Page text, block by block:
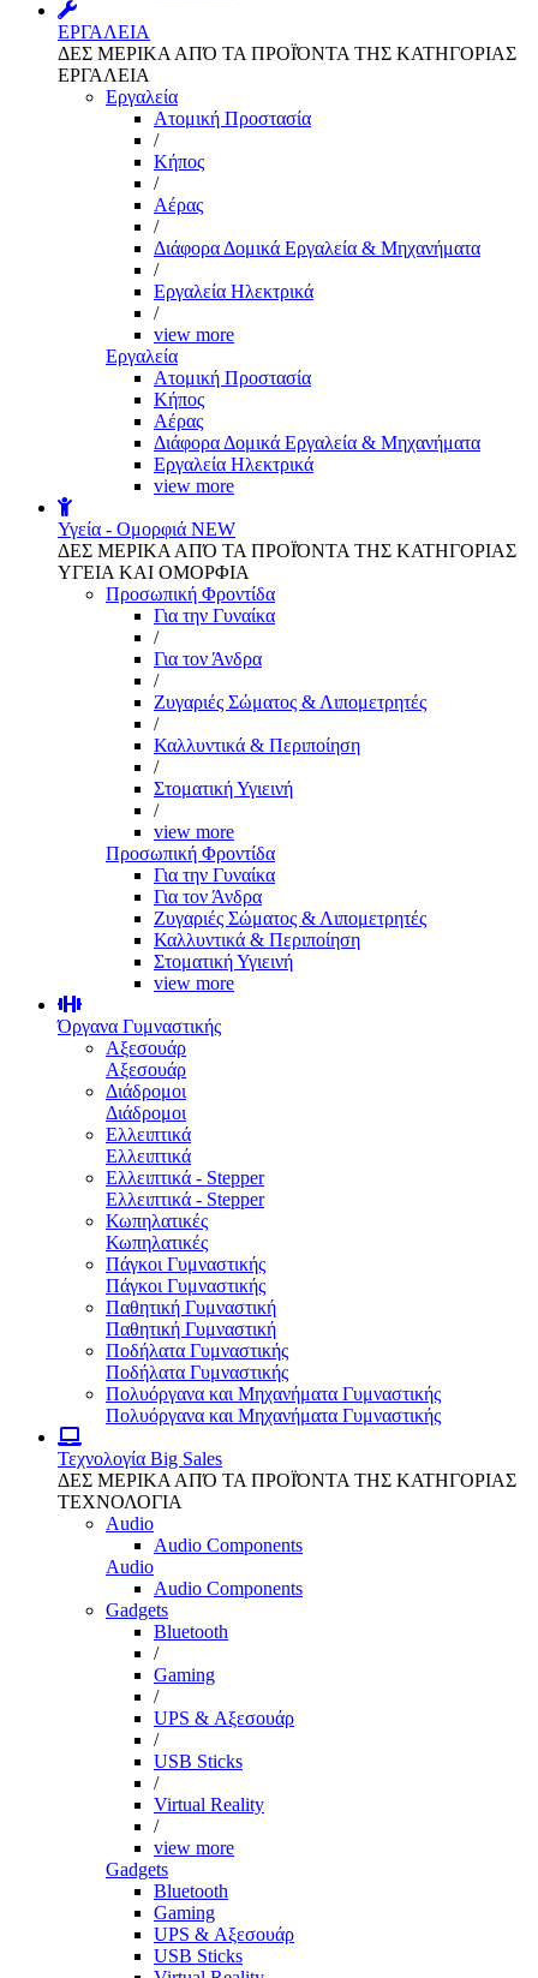
ΕΡΓΑΛΕΙΑ
ΔΕΣ ΜΕΡΙΚΑ ΑΠΌ ΤΑ ΠΡΟΪΌΝΤΑ ΤΗΣ ΚΑΤΗΓΟΡΙΑΣ
ΕΡΓΑΛΕΙΑ
Εργαλεία
Aτομική Προστασία
/
Kήπος
/
Αέρας
/
Διάφορα Δομικά Εργαλεία & Μηχανήματα
/
Εργαλεία Ηλεκτρικά
/
view more
Εργαλεία
Aτομική Προστασία
Kήπος
Αέρας
Διάφορα Δομικά Εργαλεία & Μηχανήματα
Εργαλεία Ηλεκτρικά
view more
Υγεία - Ομορφιά NEW
ΔΕΣ ΜΕΡΙΚΑ ΑΠΌ ΤΑ ΠΡΟΪΌΝΤΑ ΤΗΣ ΚΑΤΗΓΟΡΙΑΣ
ΥΓΕΙΑ ΚΑΙ ΟΜΟΡΦΙΑ
Προσωπική Φροντίδα
Για την Γυναίκα
/
Για τον Άνδρα
/
Ζυγαριές Σώματος & Λιπομετρητές
/
Καλλυντικά & Περιποίηση
/
Στοματική Υγιεινή
/
view more
Προσωπική Φροντίδα
Για την Γυναίκα
Για τον Άνδρα
Ζυγαριές Σώματος & Λιπομετρητές
Καλλυντικά & Περιποίηση
Στοματική Υγιεινή
view more
Όργανα Γυμναστικής
Αξεσουάρ
Αξεσουάρ
Διάδρομοι
Διάδρομοι
Ελλειπτικά
Ελλειπτικά
Ελλειπτικά - Stepper
Ελλειπτικά - Stepper
Κωπηλατικές
Κωπηλατικές
Πάγκοι Γυμναστικής
Πάγκοι Γυμναστικής
Παθητική Γυμναστική
Παθητική Γυμναστική
Ποδήλατα Γυμναστικής
Ποδήλατα Γυμναστικής
Πολυόργανα και Μηχανήματα Γυμναστικής
Πολυόργανα και Μηχανήματα Γυμναστικής
Τεχνολογία Big Sales
ΔΕΣ ΜΕΡΙΚΑ ΑΠΌ ΤΑ ΠΡΟΪΌΝΤΑ ΤΗΣ ΚΑΤΗΓΟΡΙΑΣ
ΤΕΧΝΟΛΟΓΙΑ
Audio
Audio Components
Audio
Audio Components
Gadgets
Bluetooth
/
Gaming
/
UPS & Αξεσουάρ
/
USB Sticks
/
Virtual Reality
/
view more
Gadgets
Bluetooth
Gaming
UPS & Αξεσουάρ
USB Sticks